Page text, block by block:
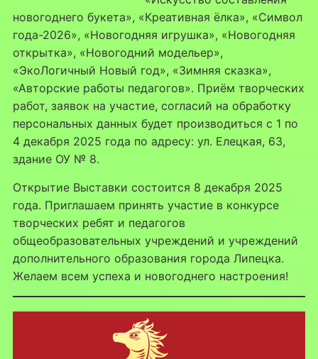
новогоднего букета», «Креативная ёлка», «Символ
года-2026», «Новогодняя игрушка», «Новогодняя
открытка», «Новогодний модельер»,
«ЭкоЛогичный Новый год», «Зимняя сказка»,
«Авторские работы педагогов». Приём творческих
работ, заявок на участие, согласий на обработку
персональных данных будет производиться с 1 по
4 декабря 2025 года по адресу: ул. Елецкая, 63,
здание ОУ № 8.
Открытие Выставки состоится 8 декабря 2025
года. Приглашаем принять участие в конкурсе
творческих ребят и педагогов
общеобразовательных учреждений и учреждений
дополнительного образования города Липецка.
Желаем всем успеха и новогоднего настроения!